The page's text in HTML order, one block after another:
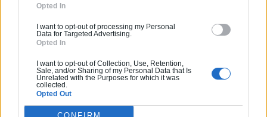
Opted In
I want to opt-out of processing my Personal
Data for Targeted Advertising.
Opted In
I want to opt-out of Collection, Use, Retention,
Sale, and/or Sharing of my Personal Data that Is
Unrelated with the Purposes for which it was
collected.
Opted Out
Labels et certifications :